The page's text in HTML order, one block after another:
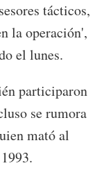
tácticos,
la operación',
el lunes.
participaron
se rumora
mató al